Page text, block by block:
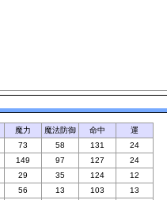
魔力 魔法防御 命中
運
73 58 131
24
149 97 127
24
29 35 124
12
56 13 103
13